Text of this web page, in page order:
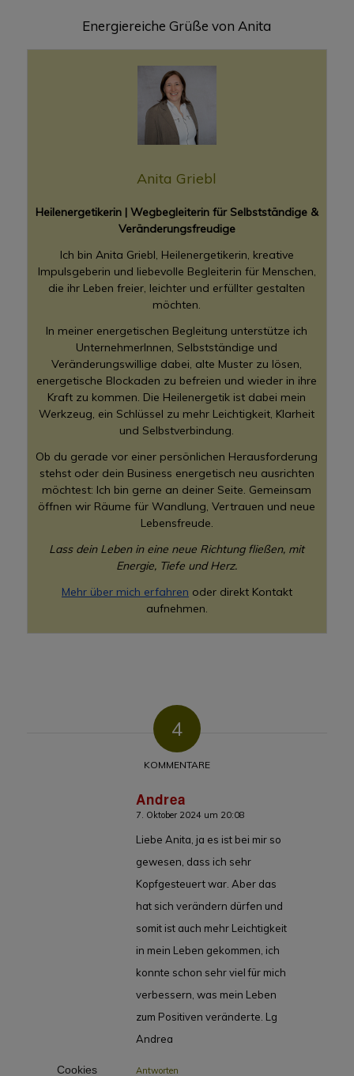
Energiereiche Grüße von Anita
Anita Griebl
Heilenergetikerin | Wegbegleiterin für Selbstständige &
Veränderungsfreudige
Ich bin Anita Griebl, Heilenergetikerin, kreative
Impulsgeberin und liebevolle Begleiterin für Menschen,
die ihr Leben freier, leichter und erfüllter gestalten
möchten.
In meiner energetischen Begleitung unterstütze ich
UnternehmerInnen, Selbstständige und
Veränderungswillige dabei, alte Muster zu lösen,
energetische Blockaden zu befreien und wieder in ihre
Kraft zu kommen. Die Heilenergetik ist dabei mein
Werkzeug, ein Schlüssel zu mehr Leichtigkeit, Klarheit
und Selbstverbindung.
Ob du gerade vor einer persönlichen Herausforderung
stehst oder dein Business energetisch neu ausrichten
möchtest: Ich bin gerne an deiner Seite. Gemeinsam
öffnen wir Räume für Wandlung, Vertrauen und neue
Lebensfreude.
Lass dein Leben in eine neue Richtung fließen, mit
Energie, Tiefe und Herz.
Mehr über mich erfahren oder direkt Kontakt
aufnehmen.
4
KOMMENTARE
Andrea
sagte:
7. Oktober 2024 um 20:08
Liebe Anita, ja es ist bei mir so
gewesen, dass ich sehr
Kopfgesteuert war. Aber das
hat sich verändern dürfen und
somit ist auch mehr Leichtigkeit
in mein Leben gekommen, ich
konnte schon sehr viel für mich
verbessern, was mein Leben
zum Positiven veränderte. Lg
Andrea
Antworten
Cookies